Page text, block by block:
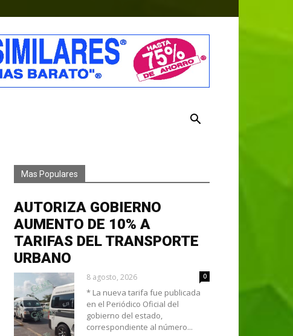
Mas Populares
AUTORIZA GOBIERNO
AUMENTO DE 10% A
TARIFAS DEL TRANSPORTE
URBANO
8 agosto, 2026 0
* La nueva tarifa fue publicada
en el Periódico Oficial del
gobierno del estado,
correspondiente al número...